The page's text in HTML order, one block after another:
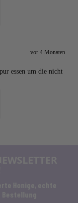
vor 4 Monaten
essen um die nicht